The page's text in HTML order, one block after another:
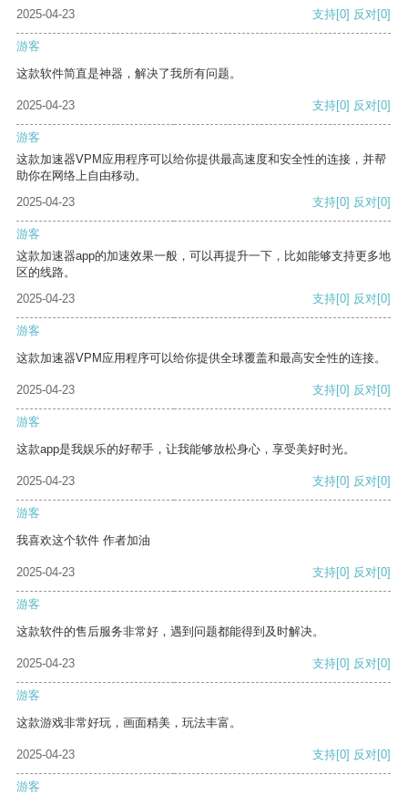
2025-04-23
支持[0] 反对[0]
游客
这款软件简直是神器，解决了我所有问题。
2025-04-23 支持[0] 反对[0]
游客
这款加速器VPM应用程序可以给你提供最高速度和安全性的连接，并帮
助你在网络上自由移动。
2025-04-23
支持[0] 反对[0]
游客
这款加速器app的加速效果一般，可以再提升一下，比如能够支持更多地
区的线路。
2025-04-23
支持[0] 反对[0]
游客
这款加速器VPM应用程序可以给你提供全球覆盖和最高安全性的连接。
2025-04-23 支持[0] 反对[0]
游客
这款app是我娱乐的好帮手，让我能够放松身心，享受美好时光。
2025-04-23 支持[0] 反对[0]
游客
我喜欢这个软件 作者加油
2025-04-23 支持[0] 反对[0]
游客
这款软件的售后服务非常好，遇到问题都能得到及时解决。
2025-04-23 支持[0] 反对[0]
游客
这款游戏非常好玩，画面精美，玩法丰富。
2025-04-23 支持[0] 反对[0]
游客